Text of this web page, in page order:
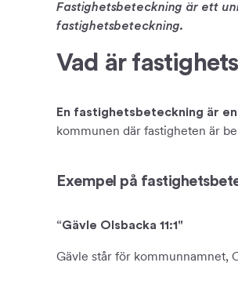
Fastighetsbeteckning är ett
fastighetsbeteckning.
Vad är
En fastighetsbeteckning är
kommunen där fastigheten är
Exempel på
“Gävle Olsbacka 11:1"
Gävle står för kommunnamnet,